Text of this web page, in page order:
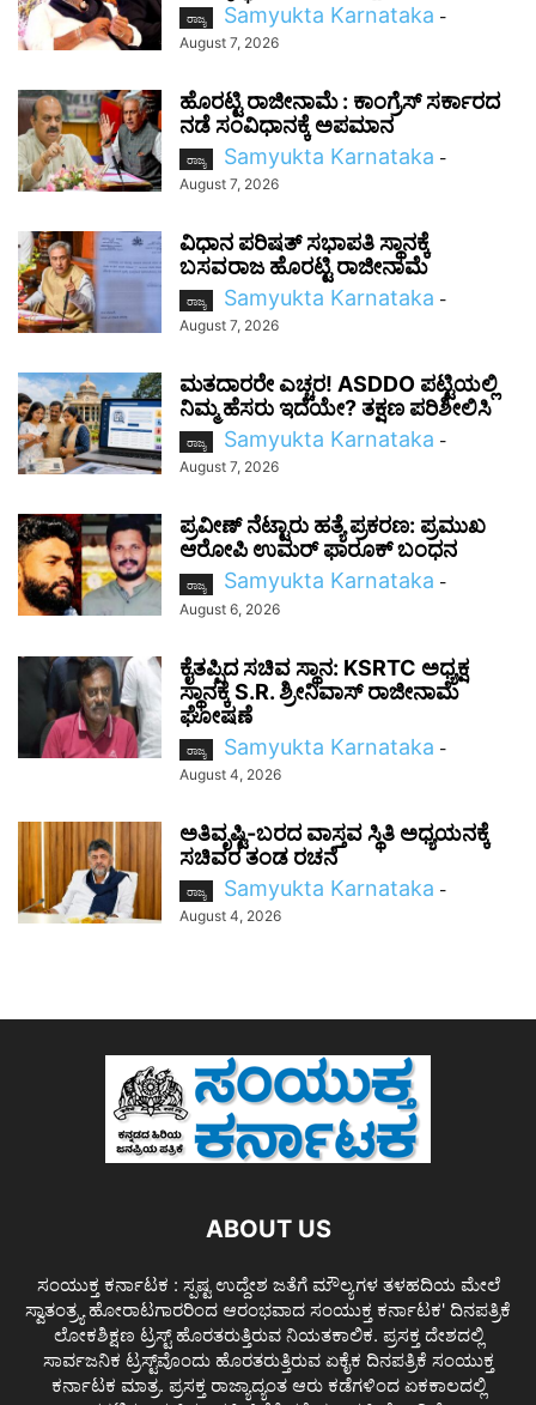
ರಾಜ್ಯ Samyukta Karnataka -
August 7, 2026
ಹೊರಟ್ಟಿ ರಾಜೀನಾಮೆ : ಕಾಂಗ್ರೆಸ್ ಸರ್ಕಾರದ
ನಡೆ ಸಂವಿಧಾನಕ್ಕೆ ಅಪಮಾನ
ರಾಜ್ಯ Samyukta Karnataka -
August 7, 2026
ವಿಧಾನ ಪರಿಷತ್ ಸಭಾಪತಿ ಸ್ಥಾನಕ್ಕೆ
ಬಸವರಾಜ ಹೊರಟ್ಟಿ ರಾಜೀನಾಮೆ
ರಾಜ್ಯ Samyukta Karnataka -
August 7, 2026
ಮತದಾರರೇ ಎಚ್ಚರ! ASDDO ಪಟ್ಟಿಯಲ್ಲಿ
ನಿಮ್ಮ ಹೆಸರು ಇದೆಯೇ? ತಕ್ಷಣ ಪರಿಶೀಲಿಸಿ
ರಾಜ್ಯ Samyukta Karnataka -
August 7, 2026
ಪ್ರವೀಣ್ ನೆಟ್ಟಾರು ಹತ್ಯೆ ಪ್ರಕರಣ: ಪ್ರಮುಖ
ಆರೋಪಿ ಉಮರ್ ಫಾರೂಕ್ ಬಂಧನ
ರಾಜ್ಯ Samyukta Karnataka -
August 6, 2026
ಕೈತಪ್ಪಿದ ಸಚಿವ ಸ್ಥಾನ: KSRTC ಅಧ್ಯಕ್ಷ
ಸ್ಥಾನಕ್ಕೆ S.R. ಶ್ರೀನಿವಾಸ್ ರಾಜೀನಾಮೆ
ಘೋಷಣೆ
ರಾಜ್ಯ Samyukta Karnataka -
August 4, 2026
ಅತಿವೃಷ್ಟಿ-ಬರದ ವಾಸ್ತವ ಸ್ಥಿತಿ ಅಧ್ಯಯನಕ್ಕೆ
ಸಚಿವರ ತಂಡ ರಚನೆ
ರಾಜ್ಯ Samyukta Karnataka -
August 4, 2026
ABOUT US
ಸಂಯುಕ್ತ ಕರ್ನಾಟಕ : ಸ್ಪಷ್ಟ ಉದ್ದೇಶ ಜತೆಗೆ ಮೌಲ್ಯಗಳ ತಳಹದಿಯ ಮೇಲೆ
ಸ್ವಾತಂತ್ರ್ಯ ಹೋರಾಟಗಾರರಿಂದ ಆರಂಭವಾದ ಸಂಯುಕ್ತ ಕರ್ನಾಟಕ' ದಿನಪತ್ರಿಕೆ
ಲೋಕಶಿಕ್ಷಣ ಟ್ರಸ್ಟ್ ಹೊರತರುತ್ತಿರುವ ನಿಯತಕಾಲಿಕ. ಪ್ರಸಕ್ತ ದೇಶದಲ್ಲಿ
ಸಾರ್ವಜನಿಕ ಟ್ರಸ್ಟ್‌ವೊಂದು ಹೊರತರುತ್ತಿರುವ ಏಕೈಕ ದಿನಪತ್ರಿಕೆ ಸಂಯುಕ್ತ
ಕರ್ನಾಟಕ ಮಾತ್ರ. ಪ್ರಸಕ್ತ ರಾಜ್ಯಾದ್ಯಂತ ಆರು ಕಡೆಗಳಿಂದ ಏಕಕಾಲದಲ್ಲಿ